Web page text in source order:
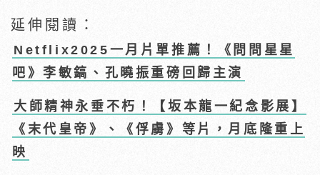
延伸閱讀：
Netflix2025一月片單推薦！《問問星星
吧》李敏鎬、孔曉振重磅回歸主演
大師精神永垂不朽！【坂本龍一紀念影展】
《末代皇帝》、《俘虜》等片，月底隆重上
映